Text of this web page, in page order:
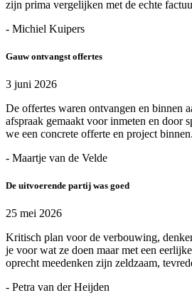
zijn prima vergelijken met de echte
- Michiel Kuipers
Gauw ontvangst offertes
3 juni 2026
De offertes waren ontvangen en binnen
afspraak gemaakt voor inmeten en door
we een concrete offerte en project
- Maartje van de Velde
De uitvoerende partij was goed
25 mei 2026
Kritisch plan voor de verbouwing,
je voor wat ze doen maar met een
oprecht meedenken zijn zeldzaam,
- Petra van der Heijden